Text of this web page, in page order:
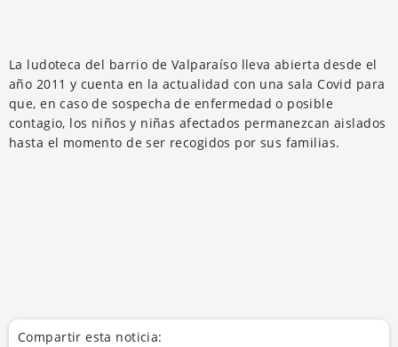
La ludoteca del barrio de Valparaíso lleva abierta desde el
año 2011 y cuenta en la actualidad con una sala Covid para
que, en caso de sospecha de enfermedad o posible
contagio, los niños y niñas afectados permanezcan aislados
hasta el momento de ser recogidos por sus familias.
Compartir esta noticia: